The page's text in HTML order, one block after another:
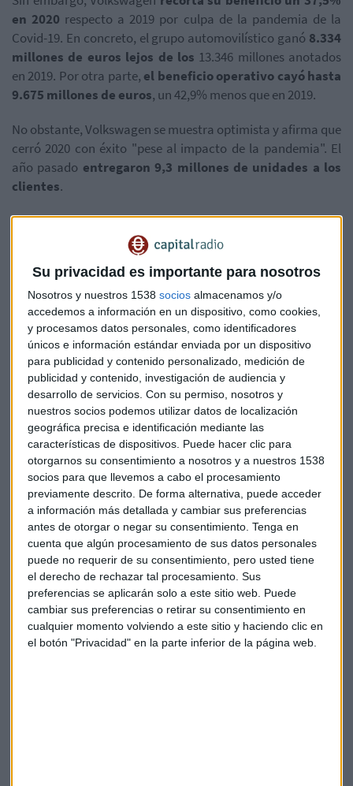
Su privacidad es importante para nosotros
Nosotros y nuestros 1538 socios almacenamos y/o
accedemos a información en un dispositivo, como cookies,
y procesamos datos personales, como identificadores
únicos e información estándar enviada por un dispositivo
para publicidad y contenido personalizado, medición de
publicidad y contenido, investigación de audiencia y
desarrollo de servicios. Con su permiso, nosotros y
nuestros socios podemos utilizar datos de localización
geográfica precisa e identificación mediante las
características de dispositivos. Puede hacer clic para
otorgarnos su consentimiento a nosotros y a nuestros 1538
socios para que llevemos a cabo el procesamiento
previamente descrito. De forma alternativa, puede acceder
a información más detallada y cambiar sus preferencias
antes de otorgar o negar su consentimiento. Tenga en
cuenta que algún procesamiento de sus datos personales
puede no requerir de su consentimiento, pero usted tiene
el derecho de rechazar tal procesamiento. Sus
preferencias se aplicarán solo a este sitio web. Puede
cambiar sus preferencias o retirar su consentimiento en
cualquier momento volviendo a este sitio y haciendo clic en
el botón "Privacidad" en la parte inferior de la página web.
en 2020 respecto a 2019 por culpa de la pandemia de la
Covid-19. En concreto, el grupo automovilístico ganó 8.334
millones de euros lejos de los 13.346 millones anotados
en 2019. Por otra parte, el beneficio operativo cayó hasta
9.675 millones de euros, un 42,9% menos que en 2019.
No obstante, Volkswagen se muestra optimista y afirma que
cerró 2020 con éxito "pese al impacto de la pandemia". El
año pasado entregaron 9,3 millones de unidades a los
clientes.
Por su parte, Herbert Diess, consejero delegado del grupo
Volkswagen, señaló en rueda de prensa que
"acelerar las tecnologías de futuro, incluso, más
rápidamente y maximizar el número de personas que
se benefician de ellas."
China el salvavidas
Chinaesel mercado único más importante de
Volkswagen y gracias a que el país asiático se ha
recuperado rápidamente de la pandemia,todas las
marcas de VW tuvieron resultados positivos en China.
Además,en Sudamérica se incrementó su cuota de